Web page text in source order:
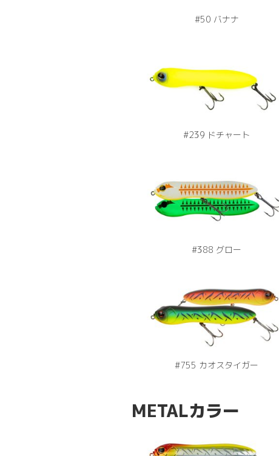
#50 バナナ
#239 ドチャート
#388 グロー
#755 カオスタイガー
METALカラー